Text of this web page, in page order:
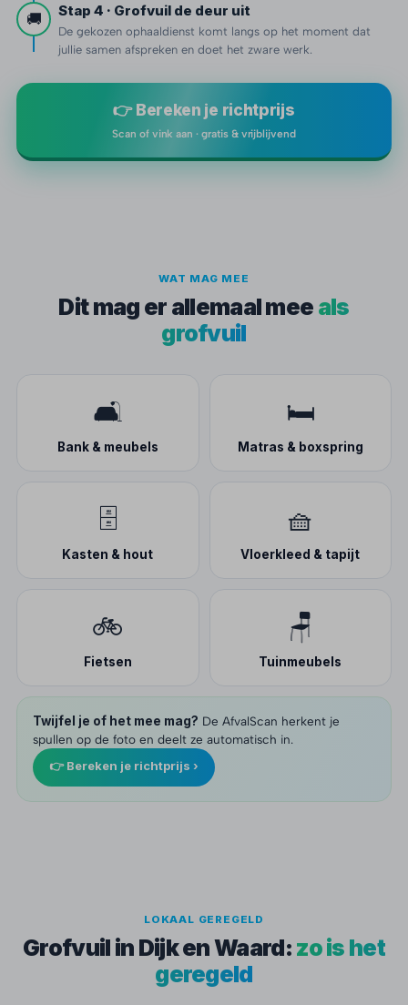
🚚 Stap 4 · Grofvuil de deur uit
De gekozen ophaaldienst komt langs op het moment dat
jullie samen afspreken en doet het zware werk.
👉 Bereken je richtprijs
Scan of vink aan · gratis & vrijblijvend
WAT MAG MEE
Dit mag er allemaal mee als
grofvuil
🛋️
Bank & meubels
🛏️
Matras & boxspring
🗄️
Kasten & hout
🧺
Vloerkleed & tapijt
🚲
Fietsen
🪑
Tuinmeubels
Twijfel je of het mee mag? De AfvalScan herkent je
spullen op de foto en deelt ze automatisch in.
👉 Bereken je richtprijs ›
LOKAAL GEREGELD
Grofvuil in Dijk en Waard: zo is het
geregeld